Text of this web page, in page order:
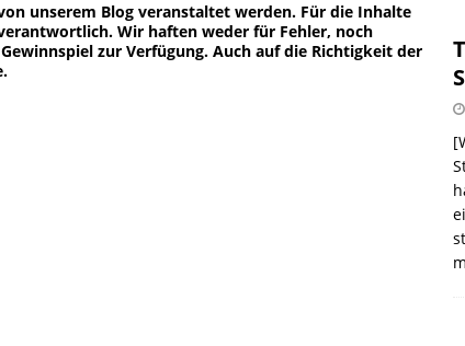
Maracuja Punsch aus dem Hause
unserem Blog veranstaltet werden. Für die Inhalte
Wir haften weder für Fehler, noch
zur Verfügung. Auch auf die Richtigkeit der